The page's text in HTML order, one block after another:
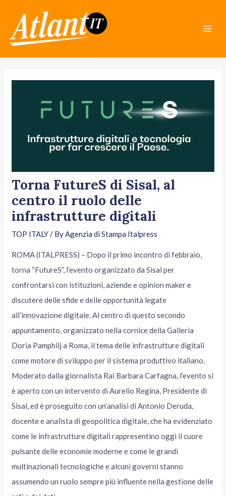
content
Torna FutureS di Sisal, al
centro il ruolo delle
infrastrutture digitali
TOP ITALY/ ByAgenzia di Stampa Italpress
ROMA (ITALPRESS) – Dopo il primo incontro di febbraio,
torna “FutureS”, l’evento organizzato da Sisal per
confrontarsi con istituzioni, aziende e opinion maker e
discutere delle sfide e delle opportunità legate
all’innovazione digitale. Al centro di questo secondo
appuntamento, organizzato nella cornice della Galleria
Doria Pamphilj a Roma, il tema delle infrastrutture digitali
come motore di sviluppo per il sistema produttivo italiano.
Moderato dalla giornalista Rai Barbara Carfagna, l’evento si
è aperto con un intervento di Aurelio Regina, Presidente di
Sisal, ed è proseguito con un’analisi di Antonio Deruda,
docente e analista di geopolitica digitale, che ha evidenziato
come le infrastrutture digitali rappresentino oggi il cuore
pulsante delle economie moderne e come le grandi
multinazionali tecnologiche e alcuni governi stanno
assumendo un ruolo sempre più influente nella gestione delle
navigation